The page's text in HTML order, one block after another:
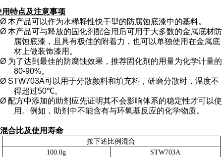
用特点及注意事项
Ø 本产品可以作为水稀释性快干型的防腐蚀底漆中的基料。
Ø 本产品可与释放的固化剂配合用后可用于大多数的金属底材防
腐蚀底漆，且具有极佳的附着力，也可以单独使用在金属底
材上做装饰漆用。
Ø 为了达到最佳的防腐蚀效果，推荐固化剂的用量为化学计量的
80-90%。
Ø STW703A可以用于分散颜料和填充料，研磨分散时，温度不
得超过50℃。
Ø 配方中添加的助剂应先证明其不会影响体系的稳定性才可以使
用。例如，助剂中不能含有与环氧基反应的化学物质。
混合比及使用寿命
按下述比例混合
100.0g
STW703A